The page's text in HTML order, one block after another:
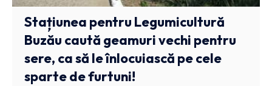
Stațiunea pentru Legumicultură
Buzău caută geamuri vechi pentru
sere, ca să le înlocuiască pe cele
sparte de furtuni!